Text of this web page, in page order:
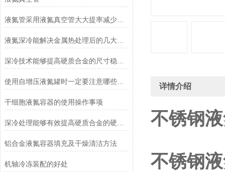
液氮管采用液氮真空管大大提率减少液氮损耗
使用自增压液氮罐时一定要注意哪些事情
干细胞液氮容器的使用操作事项
铝合金液氮容器填充及干燥清洁方法
机轴冷冻装配的好处
详情介绍
不锈钢
不锈钢